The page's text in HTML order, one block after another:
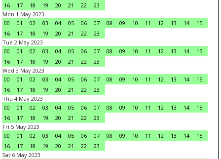
16
17 18 19 20 21 22
23
Mon 1 May 2023
00
01 02 03 04 05 06 07 08 09 10 11 12 13 14
15
16
17 18 19 20 21 22
23
Tue 2 May 2023
00
01 02 03 04 05 06 07 08 09 10 11 12 13 14
15
16
17 18 19 20 21 22
23
Wed 3 May 2023
00
01 02 03 04 05 06 07 08 09 10 11 12 13 14
15
16
17 18 19 20 21 22
23
Thu 4 May 2023
00
01 02 03 04 05 06 07 08 09 10 11 12 13 14
15
16
17 18 19 20 21 22
23
Fri 5 May 2023
00
01 02 03 04 05 06 07 08 09 10 11 12 13 14
15
16
17 18 19 20 21 22
23
Sat 6 May 2023